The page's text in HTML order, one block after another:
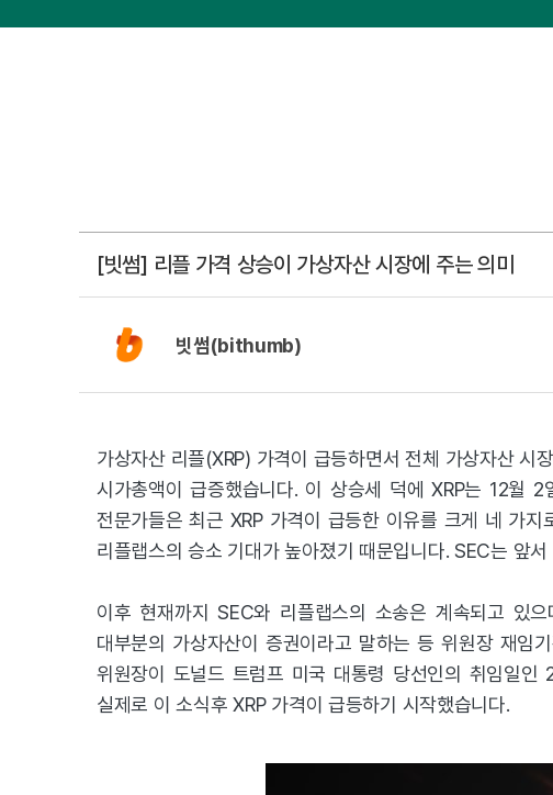
[빗썸] 리플 가격 상승이 가상자산 시장에 주는 의미
빗썸(bithumb)
가상자산 리플(XRP) 가격이 급등하면서 전체 가상자산 시
시가총액이 급증했습니다. 이 상승세 덕에 XRP는 12월
전문가들은 최근 XRP 가격이 급등한 이유를 크게 네 가
리플랩스의 승소 기대가 높아졌기 때문입니다. SEC는 앞
이후 현재까지 SEC와 리플랩스의 소송은 계속되고 있
대부분의 가상자산이 증권이라고 말하는 등 위원장 재임
위원장이 도널드 트럼프 미국 대통령 당선인의 취임일
실제로 이 소식후 XRP 가격이 급등하기 시작했습니다.